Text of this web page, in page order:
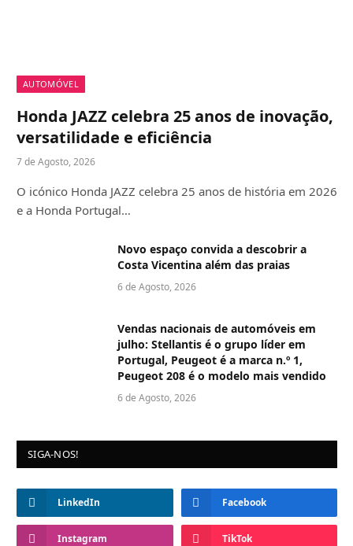
AUTOMÓVEL
Honda JAZZ celebra 25 anos de inovação,
versatilidade e eficiência
7 de Agosto, 2026
O icónico Honda JAZZ celebra 25 anos de história em 2026
e a Honda Portugal…
Novo espaço convida a descobrir a
Costa Vicentina além das praias
6 de Agosto, 2026
Vendas nacionais de automóveis em
julho: Stellantis é o grupo líder em
Portugal, Peugeot é a marca n.º 1,
Peugeot 208 é o modelo mais vendido
6 de Agosto, 2026
SIGA-NOS!
LinkedIn Facebook
Instagram TikTok